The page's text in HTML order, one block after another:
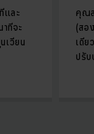
คุณส
(สอ
เดี
ปรั
และ
ทีจะ
เวียน